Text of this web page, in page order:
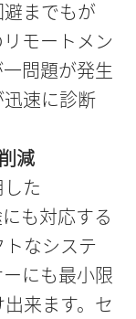
までもが
モートメン
問題が発生
速に診断
減
た
も対応する
なシステ
にも最小限
来ます。セ